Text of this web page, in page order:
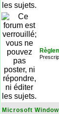
Microsoft